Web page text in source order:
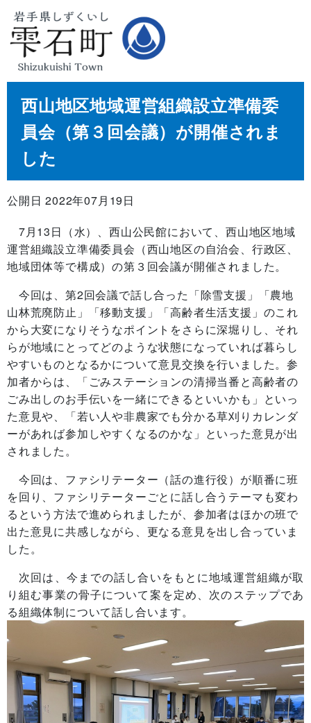
西山地区地域運営組織設立準備委
員会（第３回会議）が開催されま
した
公開日 2022年07月19日
7月13日（水）、西山公民館において、西山地区地域
運営組織設立準備委員会（西山地区の自治会、行政区、
地域団体等で構成）の第３回会議が開催されました。
今回は、第2回会議で話し合った「除雪支援」「農地
山林荒廃防止」「移動支援」「高齢者生活支援」のこれ
から大変になりそうなポイントをさらに深堀りし、それ
らが地域にとってどのような状態になっていれば暮らし
やすいものとなるかについて意見交換を行いました。参
加者からは、「ごみステーションの清掃当番と高齢者の
ごみ出しのお手伝いを一緒にできるといいかも」といっ
た意見や、「若い人や非農家でも分かる草刈りカレンダ
ーがあれば参加しやすくなるのかな」といった意見が出
されました。
今回は、ファシリテーター（話の進行役）が順番に班
を回り、ファシリテーターごとに話し合うテーマも変わ
るという方法で進められましたが、参加者はほかの班で
出た意見に共感しながら、更なる意見を出し合っていま
した。
次回は、今までの話し合いをもとに地域運営組織が取
り組む事業の骨子について案を定め、次のステップであ
る組織体制について話し合います。